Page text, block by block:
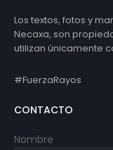
Los textos, fotos y
Necaxa, son
utilizan únicamente
#FuerzaRayos
CONTACTO
Nombre